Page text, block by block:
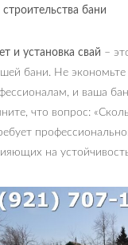
строительства бани
и установка свай –
бани. Не экономьте
и ваша
что вопрос:
на